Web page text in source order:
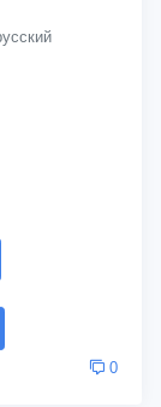
0